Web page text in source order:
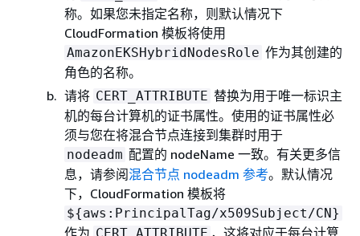
称。如果您未指定名称，则默认情况下
CloudFormation 模板将使用
AmazonEKSHybridNodesRole 作为其创建的
角色的名称。
请将 CERT_ATTRIBUTE 替换为用于唯一标识主
机的每台计算机的证书属性。使用的证书属性必
须与您在将混合节点连接到集群时用于
nodeadm 配置的 nodeName 一致。有关更多信
息，请参阅混合节点 nodeadm 参考。默认情况
下，CloudFormation 模板将
${aws:PrincipalTag/x509Subject/CN}
作为 ，这将对应于每台计算